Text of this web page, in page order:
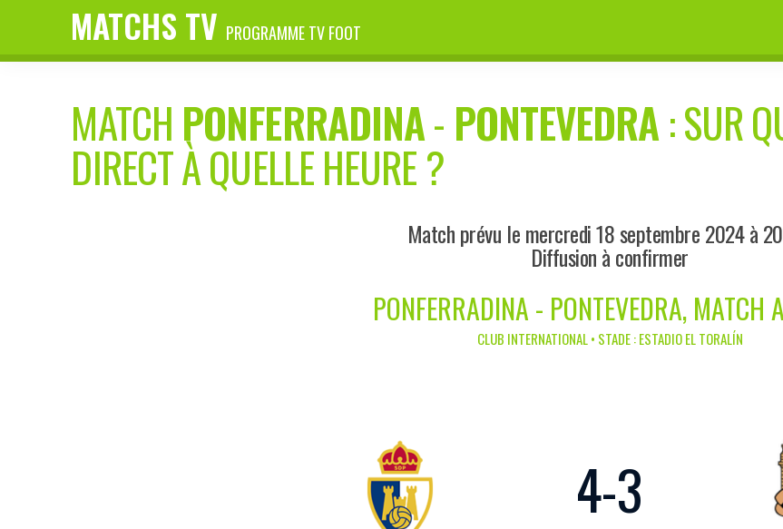
MATCHS TV PROGRAMME TV FOOT
MATCH PONFERRADINA- PONTEVEDRA: SUR
DIRECT À QUELLE HEURE ?
Match prévu le mercredi 18 septembre 2024 à
Diffusion à confirmer
PONFERRADINA - PONTEVEDRA, MATCH
CLUB INTERNATIONAL • STADE : ESTADIO EL TORALÍN
4-3